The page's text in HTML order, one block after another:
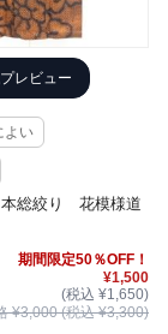
プレビュー
よい
総絞り 花模様道
期間限定50％OFF！
¥1,500
(税込 ¥1,650)
¥3,000 (税込 ¥3,300)